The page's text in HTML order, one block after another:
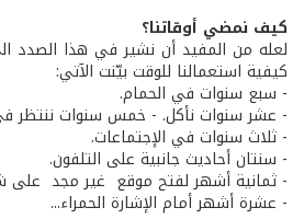
كيف نمضي أوقاتنا؟
لعله من المفيد أن نشير في هذا الصدد
كيفية استعمالنا للوقت بيّنت الآتي:
- سبع سنوات في الحمام.
- عشر سنوات نأكل. - خمس سنوات ننتظر
- ثلاث سنوات في الإجتماعات.
- سنتان أحاديث جانبية على التلفون.
- ثمانية أشهر لفتح موقع ­ غير مجد ­ على
- عشرة أشهر أمام الإشارة الحمراء...